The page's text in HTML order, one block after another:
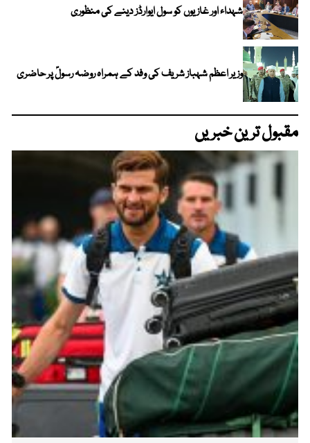
شہداء اور غازیوں کو سول ایوارڈز دینے کی منظوری
وزیر اعظم شہباز شریف کی وفد کے ہمراہ روضہ رسولؐ پر حاضری
مقبول ترین خبریں